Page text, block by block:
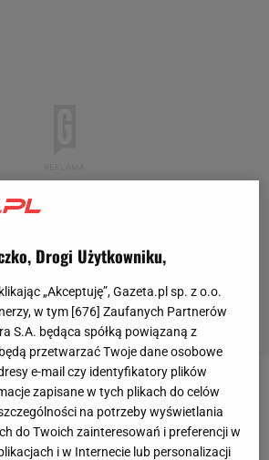
mieli okazję obejrzeć
Świata w odmienionej formie.
32 zespoły, a organizatorem
Drogi Użytkowniku,
„Akceptuję”, Gazeta.pl sp. z o.o.
w tym [676] Zaufanych Partnerów
S.A. będąca spółką powiązaną z
przetwarzać Twoje dane osobowe
e-mail czy identyfikatory plików
zapisane w tych plikach do celów
na potrzeby wyświetlania
do Twoich zainteresowań i preferencji w
i w Internecie lub personalizacji